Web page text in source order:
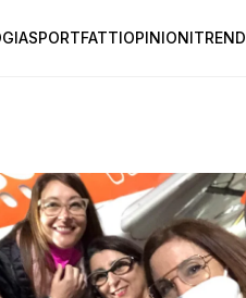
SPORTFATTIOPINIONITREND